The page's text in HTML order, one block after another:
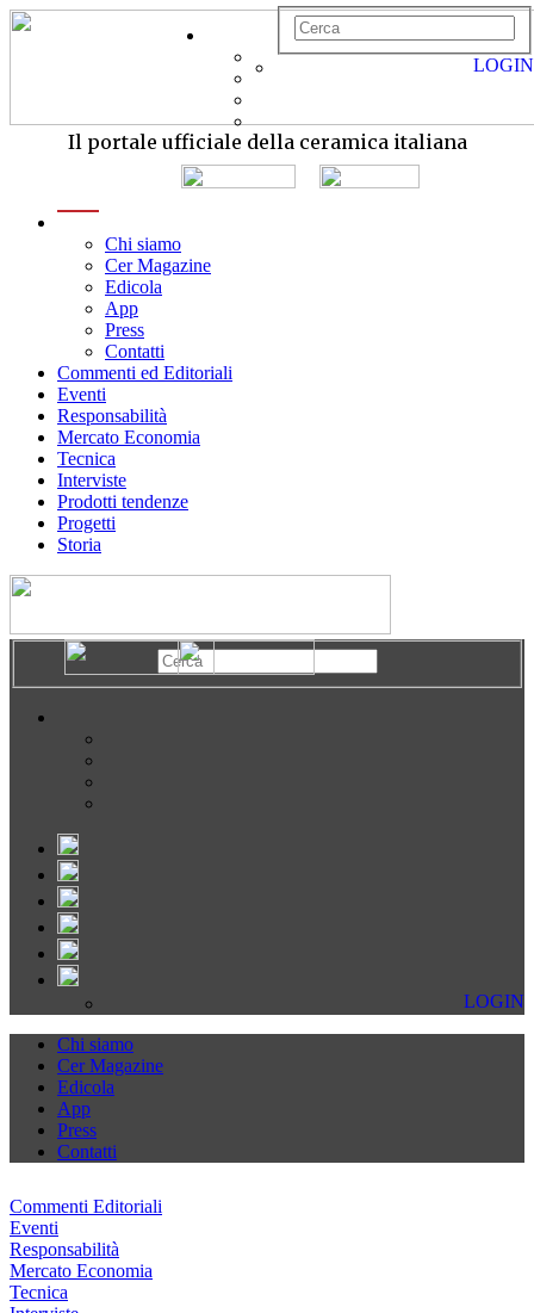
Il portale ufficiale della ceramica italiana
Chi siamo
Cer Magazine
Edicola
App
Press
Contatti
Commenti ed Editoriali
Eventi
Responsabilità
Mercato Economia
Tecnica
Interviste
Prodotti tendenze
Progetti
Storia
LOGIN
LOGIN
Chi siamo
Cer Magazine
Edicola
App
Press
Contatti
Commenti Editoriali
Eventi
Responsabilità
Mercato Economia
Tecnica